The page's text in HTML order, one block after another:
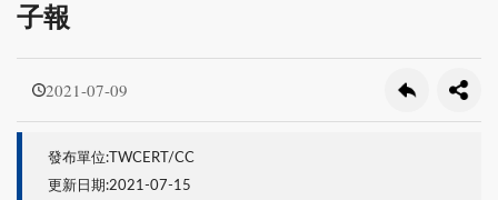
子報
2021-07-09
發布單位:TWCERT/CC
更新日期:2021-07-15